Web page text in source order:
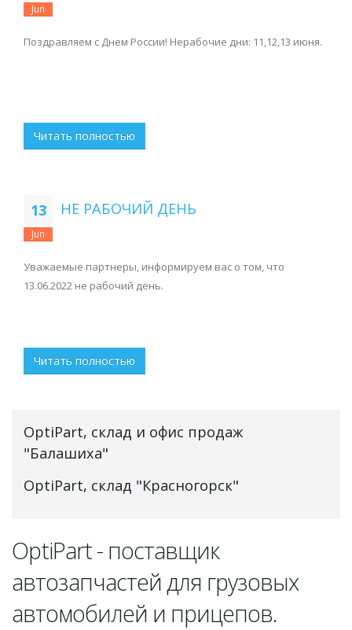
Jun
Поздравляем с Днем России! Нерабочие дни: 11,12,13 июня.
Читать полностью
13
Jun
НЕ РАБОЧИЙ ДЕНЬ
Уважаемые партнеры, информируем вас о том, что
13.06.2022 не рабочий день.
Читать полностью
OptiPart, склад и офис продаж
"Балашиха"
OptiPart, склад "Красногорск"
OptiPart - поставщик
автозапчастей для грузовых
автомобилей и прицепов.